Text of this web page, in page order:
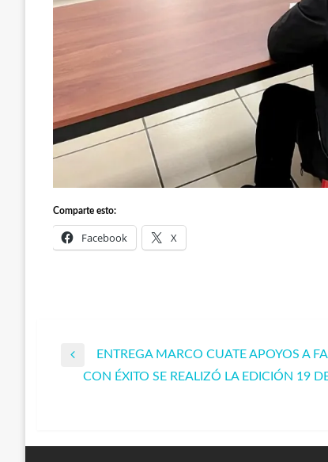
Comparte esto:
Facebook X
Navegación
entradas
anterior
ENTREGA MARCO CUATE APOYOS A
CON ÉXITO SE REALIZÓ LA EDICIÓN 19